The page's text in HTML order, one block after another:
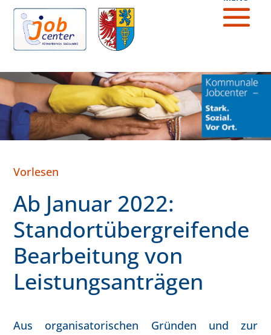
Vorlesen
Ab Januar 2022:
Standortübergreifende
Bearbeitung von
Leistungsanträgen
Aus organisatorischen Gründen und zur